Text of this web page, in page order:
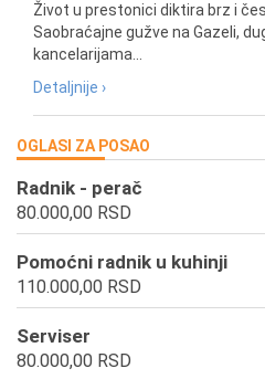
Život u prestonici diktira brz i
Saobraćajne gužve na Gazeli,
kancelarijama...
Detaljnije ›
OGLASI ZA POSAO
Radnik - perač
80.000,00 RSD
Pomoćni radnik u kuhinji
110.000,00 RSD
Serviser
80.000,00 RSD